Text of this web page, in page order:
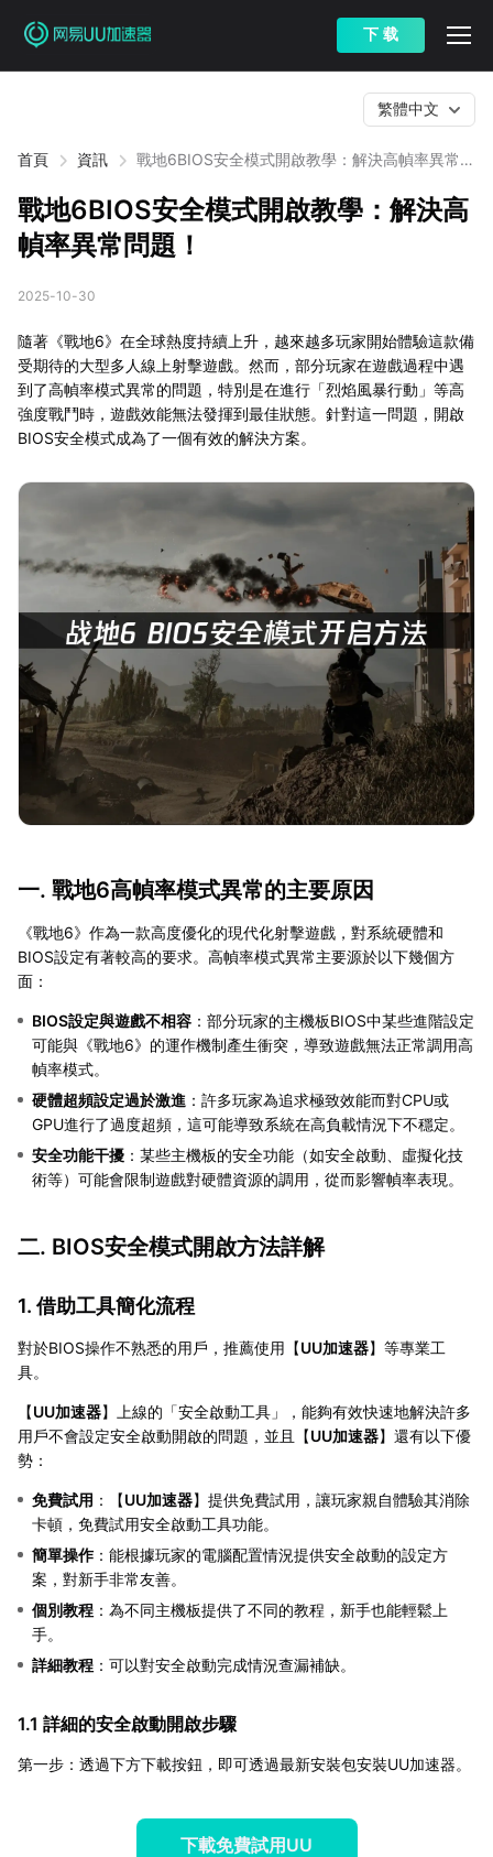
下 载
首頁 資訊
戰地6BIOS安全模式開啟教學：解決高幀率異常問
繁體中文
戰地6BIOS安全模式開啟教學：解決高
幀率異常問題！
2025-10-30
隨著《戰地6》在全球熱度持續上升，越來越多玩家開始體驗這款備
受期待的大型多人線上射擊遊戲。然而，部分玩家在遊戲過程中遇
到了高幀率模式異常的問題，特別是在進行「烈焰風暴行動」等高
強度戰鬥時，遊戲效能無法發揮到最佳狀態。針對這一問題，開啟
BIOS安全模式成為了一個有效的解決方案。
一. 戰地6高幀率模式異常的主要原因
《戰地6》作為一款高度優化的現代化射擊遊戲，對系統硬體和
BIOS設定有著較高的要求。高幀率模式異常主要源於以下幾個方
面：
BIOS設定與遊戲不相容 ：部分玩家的主機板BIOS中某些進階設定
可能與《戰地6》的運作機制產生衝突，導致遊戲無法正常調用高
幀率模式。
硬體超頻設定過於激進 ：許多玩家為追求極致效能而對CPU或
GPU進行了過度超頻，這可能導致系統在高負載情況下不穩定。
安全功能干擾 ：某些主機板的安全功能（如安全啟動、虛擬化技
術等）可能會限制遊戲對硬體資源的調用，從而影響幀率表現。
二. BIOS安全模式開啟方法詳解
1. 借助工具簡化流程
對於BIOS操作不熟悉的用戶，推薦使用【UU加速器】等專業工
具。
【UU加速器】上線的「安全啟動工具」，能夠有效快速地解決許多
用戶不會設定安全啟動開啟的問題，並且【UU加速器】還有以下優
勢：
免費試用 ：【UU加速器】提供免費試用，讓玩家親自體驗其消除
卡頓，免費試用安全啟動工具功能。
簡單操作：能根據玩家的電腦配置情況提供安全啟動的設定方
案，對新手非常友善。
個別教程 ：為不同主機板提供了不同的教程，新手也能輕鬆上
手。
詳細教程 ：可以對安全啟動完成情況查漏補缺。
1.1 詳細的安全啟動開啟步驟
第一步：透過下方下載按鈕，即可透過最新安裝包安裝UU加速器。
下載免費試用UU